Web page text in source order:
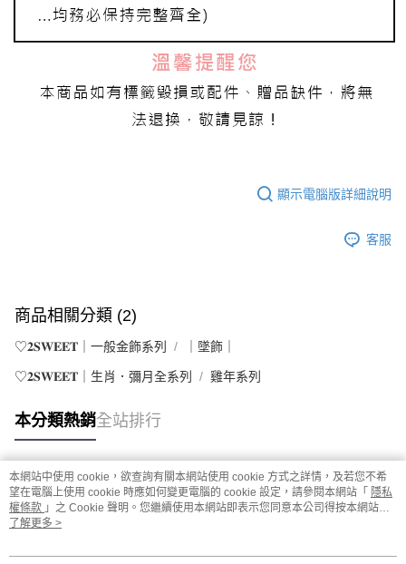
顯示電腦版詳細說明
客服
商品相關分類 (2)
♡𝟐𝐒𝐖𝐄𝐄𝐓｜一般金飾系列 ｜墜飾｜
♡𝟐𝐒𝐖𝐄𝐄𝐓｜生肖．彌月全系列 雞年系列
本分類熱銷全站排行
熱門標籤
本網站中使用 cookie，欲查詢有關本網站使用 cookie 方式之詳情，及若您不希
望在電腦上使用 cookie 時應如何變更電腦的 cookie 設定，請參閱本網站「 隱私
權條款 」之 Cookie 聲明。您繼續使用本網站即表示您同意本公司得按本網站使
用條款之 Cookie 聲明使用 cookie。
了解更多 >